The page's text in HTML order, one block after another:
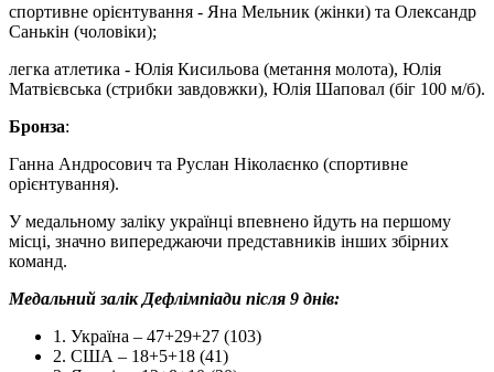
спортивне орієнтування - Яна Мельник (жінки) та Олександр
Санькін (чоловіки);
легка атлетика - Юлія Кисильова (метання молота), Юлія
Матвієвська (стрибки завдовжки), Юлія Шаповал (біг 100 м/б).
Бронза:
Ганна Андросович та Руслан Ніколаєнко (спортивне
орієнтування).
У медальному заліку українці впевнено йдуть на першому
місці, значно випереджаючи представників інших збірних
команд.
Медальний залік Дефлімпіади після 9 днів:
1. Україна – 47+29+27 (103)
2. США – 18+5+18 (41)